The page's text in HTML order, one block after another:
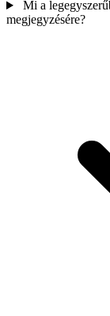
Mi a
megjegyzésére?